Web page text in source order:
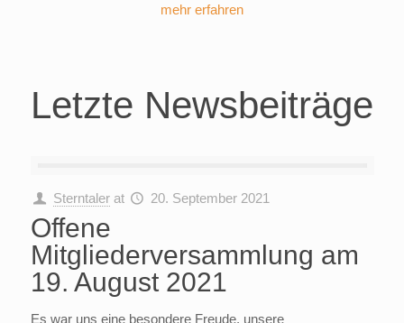
mehr erfahren
Letzte Newsbeiträge
Sterntaler at 20. September 2021
Offene
Mitgliederversammlung am
19. August 2021
Es war uns eine besondere Freude, unsere